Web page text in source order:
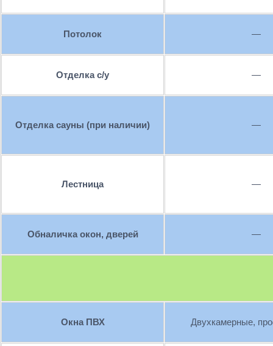
Потолок —
Отделка с/у —
Отделка сауны (при наличии) —
Лестница —
Обналичка окон, дверей —
Окна ПВХ Двухкамерные,